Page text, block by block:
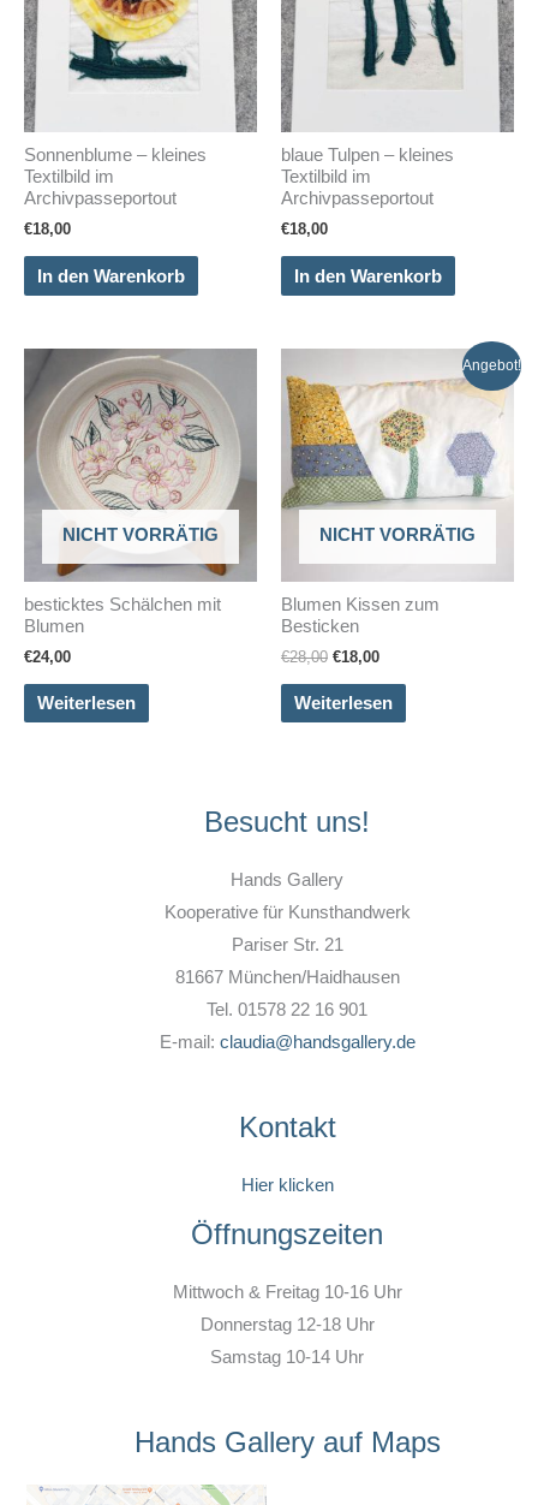
Sonnenblume – kleines
Textilbild im
Archivpasseportout
€18,00
In den Warenkorb
blaue Tulpen – kleines
Textilbild im
Archivpasseportout
€18,00
In den Warenkorb
NICHT VORRÄTIG
besticktes Schälchen mit
Blumen
€24,00
Weiterlesen
Angebot!
NICHT VORRÄTIG
Blumen Kissen zum
Besticken
€28,00 Ursprünglicher
war:
€18,00Aktueller
ist:
€18,00.
Weiterlesen
Besucht uns!
Hands Gallery
Kooperative für Kunsthandwerk
Pariser Str. 21
81667 München/Haidhausen
Tel. 01578 22 16 901
E-mail: claudia@handsgallery.de
Kontakt
Hier klicken
Öffnungszeiten
Mittwoch & Freitag 10-16 Uhr
Donnerstag 12-18 Uhr
Samstag 10-14 Uhr
Hands Gallery auf Maps